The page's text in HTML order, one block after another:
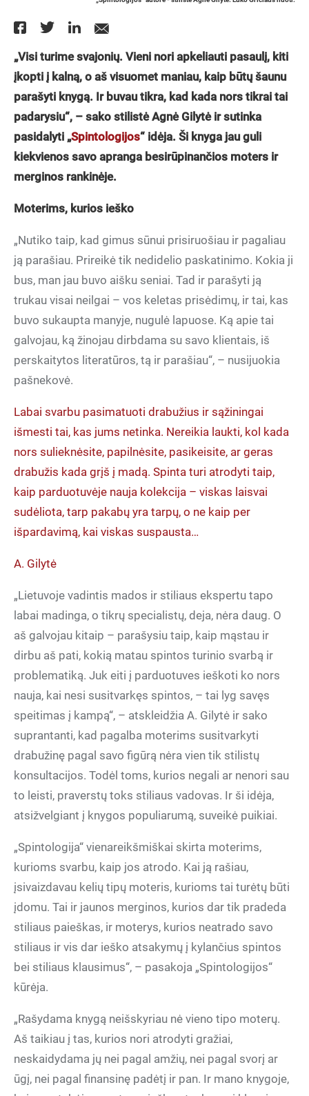
„Visi turime svajonių. Vieni nori apkeliauti pasaulį, kiti
įkopti į kalną, o aš visuomet maniau, kaip būtų šaunu
parašyti knygą. Ir buvau tikra, kad kada nors tikrai tai
padarysiu“, – sako stilistė Agnė Gilytė ir sutinka
pasidalyti „Spintologijos“ idėja. Ši knyga jau guli
kiekvienos savo apranga besirūpinančios moters ir
merginos rankinėje.
Moterims, kurios ieško
„Nutiko taip, kad gimus sūnui prisiruošiau ir pagaliau
ją parašiau. Prireikė tik nedidelio paskatinimo. Kokia ji
bus, man jau buvo aišku seniai. Tad ir parašyti ją
trukau visai neilgai – vos keletas prisėdimų, ir tai, kas
buvo sukaupta manyje, nugulė lapuose. Ką apie tai
galvojau, ką žinojau dirbdama su savo klientais, iš
perskaitytos literatūros, tą ir parašiau“, – nusijuokia
pašnekovė.
Labai svarbu pasimatuoti drabužius ir sąžiningai
išmesti tai, kas jums netinka. Nereikia laukti, kol kada
nors sulieknėsite, papilnėsite, pasikeisite, ar geras
drabužis kada grįš į madą. Spinta turi atrodyti taip,
kaip parduotuvėje nauja kolekcija – viskas laisvai
sudėliota, tarp pakabų yra tarpų, o ne kaip per
išpardavimą, kai viskas suspausta…
A. Gilytė
„Lietuvoje vadintis mados ir stiliaus ekspertu tapo
labai madinga, o tikrų specialistų, deja, nėra daug. O
aš galvojau kitaip – parašysiu taip, kaip mąstau ir
dirbu aš pati, kokią matau spintos turinio svarbą ir
problematiką. Juk eiti į parduotuves ieškoti ko nors
nauja, kai nesi susitvarkęs spintos, – tai lyg savęs
speitimas į kampą“, – atskleidžia A. Gilytė ir sako
suprantanti, kad pagalba moterims susitvarkyti
drabužinę pagal savo figūrą nėra vien tik stilistų
konsultacijos. Todėl toms, kurios negali ar nenori sau
to leisti, praverstų toks stiliaus vadovas. Ir ši idėja,
atsižvelgiant į knygos populiarumą, suveikė puikiai.
„Spintologija“ vienareikšmiškai skirta moterims,
kurioms svarbu, kaip jos atrodo. Kai ją rašiau,
įsivaizdavau kelių tipų moteris, kurioms tai turėtų būti
įdomu. Tai ir jaunos merginos, kurios dar tik pradeda
stiliaus paieškas, ir moterys, kurios neatrado savo
stiliaus ir vis dar ieško atsakymų į kylančius spintos
bei stiliaus klausimus“, – pasakoja „Spintologijos“
kūrėja.
„Rašydama knygą neišskyriau nė vieno tipo moterų.
Aš taikiau į tas, kurios nori atrodyti gražiai,
neskaidydama jų nei pagal amžių, nei pagal svorį ar
ūgį, nei pagal finansinę padėtį ir pan. Ir mano knygoje,